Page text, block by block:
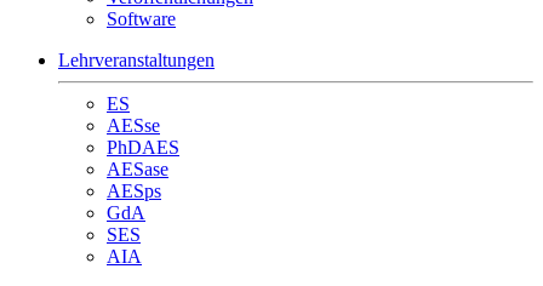
Software
Lehrveranstaltungen
ES
AESse
PhDAES
AESase
AESps
GdA
SES
AIA